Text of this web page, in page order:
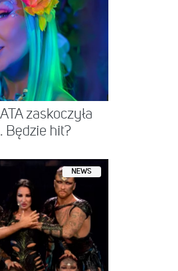
zaskoczyła
Będzie hit?
NEWS